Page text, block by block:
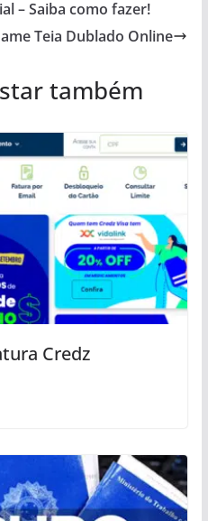
– Saiba como fazer!
Teia Dublado Online
também
Credz